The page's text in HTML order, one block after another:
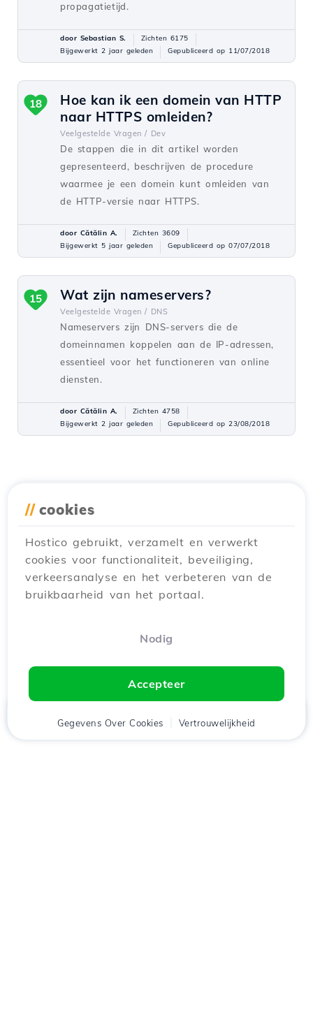
propagatietijd.
door Sebastian S.
Zichten 6175
Bijgewerkt 2 jaar geleden
Gepubliceerd op 11/07/2018
Hoe kan ik een domein van HTTP
naar HTTPS omleiden?
Veelgestelde Vragen / Dev
De stappen die in dit artikel worden
gepresenteerd, beschrijven de procedure
waarmee je een domein kunt omleiden van
de HTTP-versie naar HTTPS.
18
door Cătălin A.
Zichten 3609
Bijgewerkt 5 jaar geleden
Gepubliceerd op 07/07/2018
Wat zijn nameservers?
Veelgestelde Vragen / DNS
Nameservers zijn DNS-servers die de
domeinnamen koppelen aan de IP-adressen,
essentieel voor het functioneren van online
diensten.
15
door Cătălin A.
Zichten 4758
Bijgewerkt 2 jaar geleden
Gepubliceerd op 23/08/2018
// cookies
Hostico gebruikt, verzamelt en verwerkt
cookies voor functionaliteit, beveiliging,
verkeersanalyse en het verbeteren van de
bruikbaarheid van het portaal.
Nodig
Accepteer
Gegevens Over Cookies Vertrouwelijkheid
Cliënt
Winkelwagen
Chat